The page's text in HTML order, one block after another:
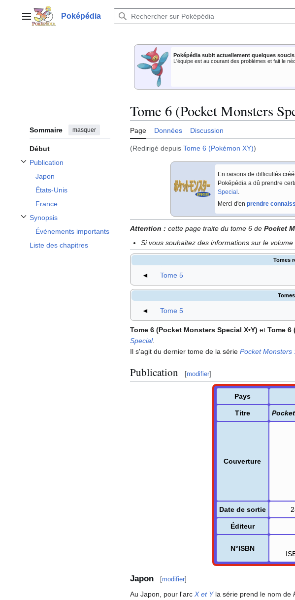
contenuMenu principalPoképédia
Poképédia subit actuellement quelques
L'équipe est au courant des problèmes et fait le
Sommaire masquer
Début
Publication
Afficher / masquer la sous-section Publication
Japon
États-Unis
France
Synopsis
Afficher / masquer la sous-section Synopsis
Événements importants
Liste des chapitres
Tome 6 (Pocket Monsters
Page Données Discussion
(Redirigé depuis Tome 6 (Pokémon XY))
En raisons de difficultés
Poképédia a dû prendre
Special .
Merci d'en prendre
Attention : cette page traite du tome 6 de Pocket
Si vous souhaitez des informations sur le
Tomes
◄ Tome 5
◄ Tome 5
Tome 6 (Pocket Monsters Special X•Y) et Tome 6
Special.
Il s'agit du dernier tome de la série Pocket Monsters
Publication [modifier]
Pays
Titre
Couverture
Date de sortie
Éditeur
N°ISBN
Japon [modifier]
Au Japon, pour l'arc X et Yla série prend le nom de